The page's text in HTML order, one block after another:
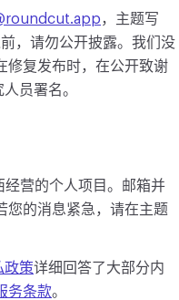
，主题写
，请勿公开披露。我们没
修复发布时，在公开致谢
员署名。
营的个人项目。邮箱并
您的消息紧急，请在主题
政策详细回答了大部分内
务条款。